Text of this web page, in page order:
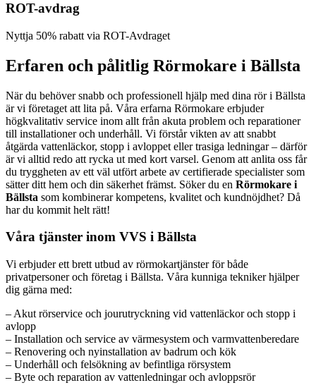
ROT-avdrag
Nyttja 50% rabatt via ROT-Avdraget
Erfaren och pålitlig Rörmokare i Bällsta
När du behöver snabb och professionell hjälp med dina rör i Bällsta
är vi företaget att lita på. Våra erfarna Rörmokare erbjuder
högkvalitativ service inom allt från akuta problem och reparationer
till installationer och underhåll. Vi förstår vikten av att snabbt
åtgärda vattenläckor, stopp i avloppet eller trasiga ledningar – därför
är vi alltid redo att rycka ut med kort varsel. Genom att anlita oss får
du tryggheten av ett väl utfört arbete av certifierade specialister som
sätter ditt hem och din säkerhet främst. Söker du en Rörmokare i
Bällsta som kombinerar kompetens, kvalitet och kundnöjdhet? Då
har du kommit helt rätt!
Våra tjänster inom VVS i Bällsta
Vi erbjuder ett brett utbud av rörmokartjänster för både
privatpersoner och företag i Bällsta. Våra kunniga tekniker hjälper
dig gärna med:
– Akut rörservice och jourutryckning vid vattenläckor och stopp i
avlopp
– Installation och service av värmesystem och varmvattenberedare
– Renovering och nyinstallation av badrum och kök
– Underhåll och felsökning av befintliga rörsystem
– Byte och reparation av vattenledningar och avloppsrör